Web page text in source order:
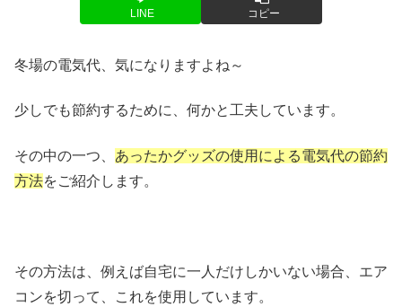
LINE コピー
冬場の電気代、気になりますよね～
少しでも節約するために、何かと工夫しています。
その中の一つ、 あったかグッズの使用による電気代の節約
方法をご紹介します。
その方法は、例えば自宅に一人だけしかいない場合、エア
コンを切って、これを使用しています。